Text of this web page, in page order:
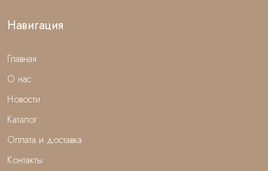
Навигация
Главная
О нас
Новости
Каталог
Оплата и доставка
Контакты